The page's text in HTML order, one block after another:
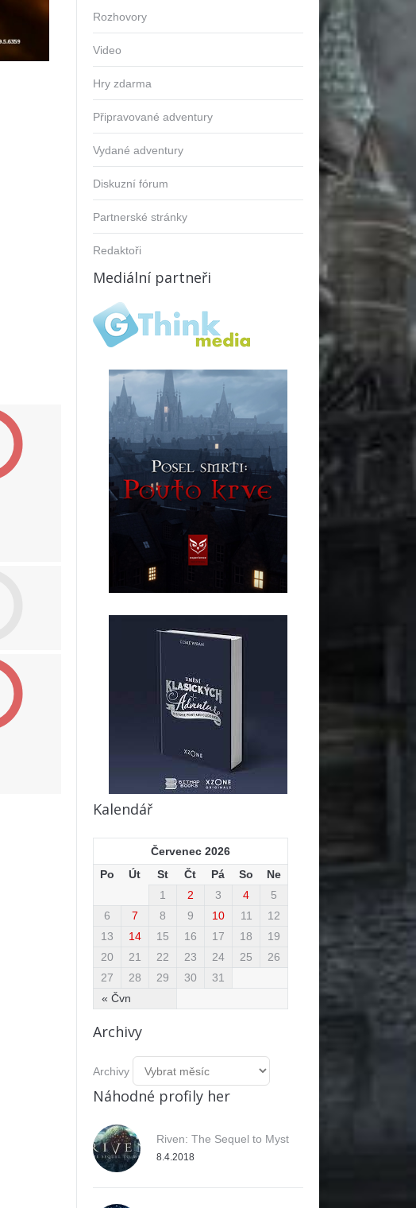
Rozhovory
Video
Hry zdarma
Připravované adventury
Vydané adventury
Diskuzní fórum
Partnerské stránky
Redaktoři
Mediální partneři
Kalendář
Červenec 2026
Po
Út St Čt Pá So Ne
« Čvn
1 2 3 4
5
6
7 8 9 10 11
12
13
14 15 16 17 18
19
20
21 22 23 24 25
26
27
28 29 30 31
Archivy
Archivy
Náhodné profily her
Riven: The Sequel to Myst
8.4.2018